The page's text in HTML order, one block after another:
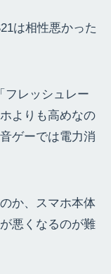
は相性悪かった
フレッシュレー
よりも高めなの
ゲーでは電力消
か、スマホ本体
悪くなるのが難